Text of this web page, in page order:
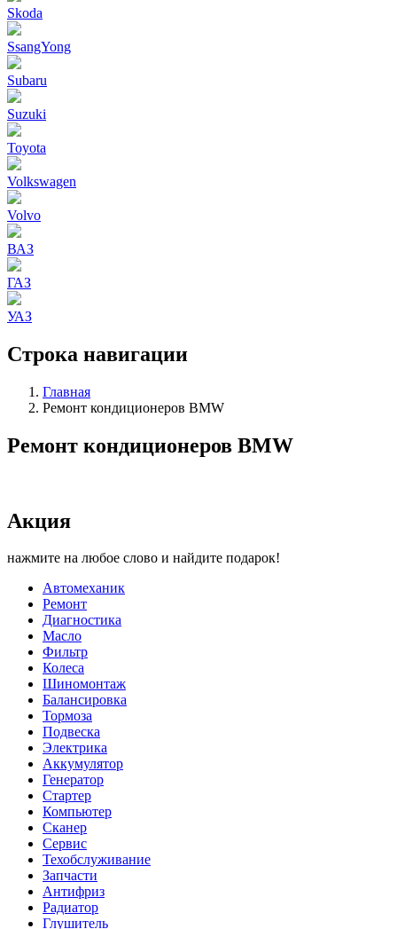
Skoda
SsangYong
Subaru
Suzuki
Toyota
Volkswagen
Volvo
ВАЗ
ГАЗ
УАЗ
Строка навигации
Главная
Ремонт кондиционеров BMW
Ремонт кондиционеров BMW
Акция
нажмите на любое слово и найдите подарок!
Автомеханик
Ремонт
Диагностика
Масло
Фильтр
Колеса
Шиномонтаж
Балансировка
Тормоза
Подвеска
Электрика
Аккумулятор
Генератор
Стартер
Компьютер
Сканер
Сервис
Техобслуживание
Запчасти
Антифриз
Радиатор
Глушитель